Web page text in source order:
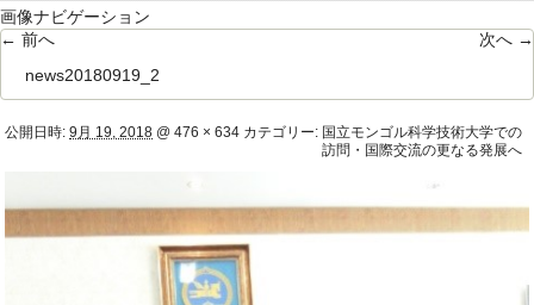
画像ナビゲーション
← 前へ
次へ →
news20180919_2
公開日時: 9月 19, 2018 @ 476 × 634 カテゴリー: 国立モンゴル科学技術大学での
訪問・国際交流の更なる発展へ